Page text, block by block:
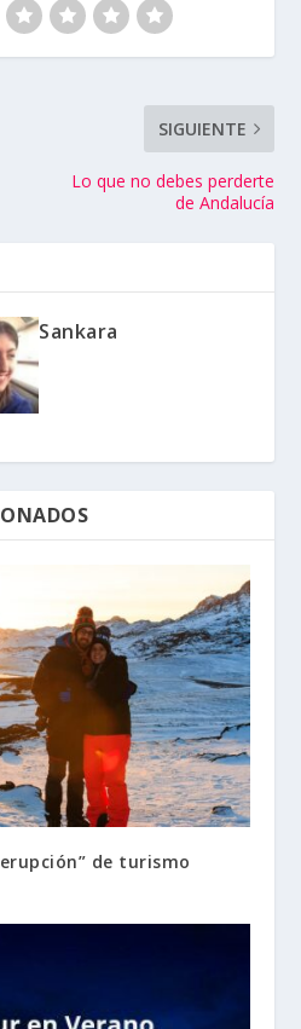
SIGUIENTE
Lo que no debes perderte
de Andalucía
Sankara
de turismo